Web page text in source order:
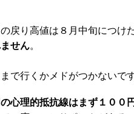
戻り高値は８月中旬につけ
せん。
で行くかメドがつかないです
の心理的抵抗線はまず１００